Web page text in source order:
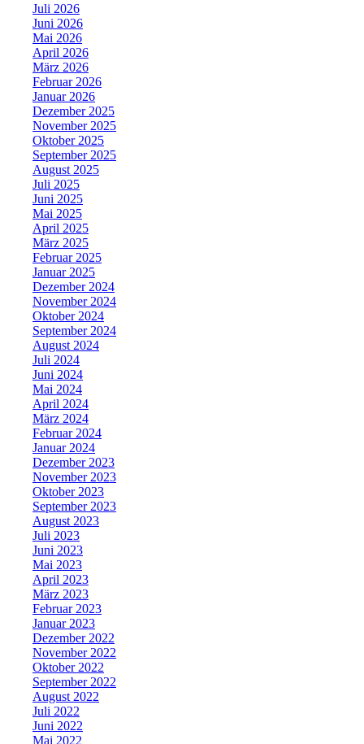
Juli 2026
Juni 2026
Mai 2026
April 2026
März 2026
Februar 2026
Januar 2026
Dezember 2025
November 2025
Oktober 2025
September 2025
August 2025
Juli 2025
Juni 2025
Mai 2025
April 2025
März 2025
Februar 2025
Januar 2025
Dezember 2024
November 2024
Oktober 2024
September 2024
August 2024
Juli 2024
Juni 2024
Mai 2024
April 2024
März 2024
Februar 2024
Januar 2024
Dezember 2023
November 2023
Oktober 2023
September 2023
August 2023
Juli 2023
Juni 2023
Mai 2023
April 2023
März 2023
Februar 2023
Januar 2023
Dezember 2022
November 2022
Oktober 2022
September 2022
August 2022
Juli 2022
Juni 2022
Mai 2022